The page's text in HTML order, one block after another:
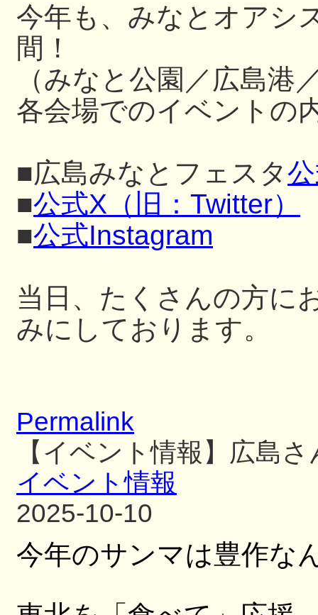
今年も、みなとオアシ
間！
（みなと公園／広島港
各会場でのイベントの
■広島みなとフェスタ
■公式X（旧：Twitter）
■公式Instagram
当日、たくさんの方に
みにしております。
Permalink
【イベント情報】広島
イベント情報
2025-10-10
今年のサンマは豊作な